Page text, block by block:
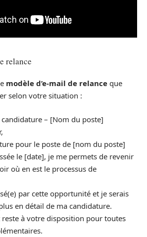
relance
modèle d’e-mail de relance que
selon votre situation :
– [Nom du poste]
pour le poste de [nom du poste]
le [date], je me permets de revenir
où en est le processus de
par cette opportunité et je serais
en détail de ma candidature.
reste à votre disposition pour toutes